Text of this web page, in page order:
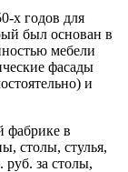
х годов для
был основан в
мебели
фасады
и
фабрике в
столы, стулья,
за столы,